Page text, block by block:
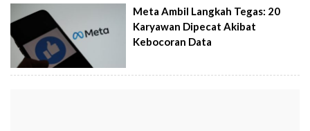
Meta Ambil Langkah Tegas: 20
Karyawan Dipecat Akibat
Kebocoran Data